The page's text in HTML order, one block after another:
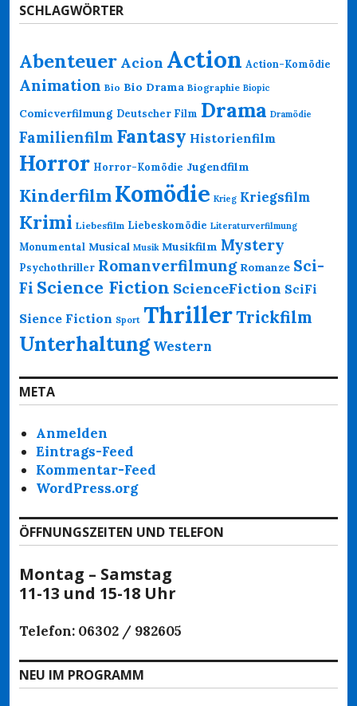
SCHLAGWÖRTER
Abenteuer Acion Action Action-Komödie
Animation Bio Bio Drama Biographie Biopic
Comicverfilmung Deutscher Film Drama Dramödie
Familienfilm Fantasy Historienfilm
Horror Horror-Komödie Jugendfilm
KinderfilmKomödie Krieg Kriegsfilm
Krimi Liebesfilm Liebeskomödie Literaturverfilmung
Monumental Musical Musik Musikfilm Mystery
Psychothriller Romanverfilmung Romanze Sci-
Fi Science Fiction ScienceFiction SciFi
Sience Fiction Sport ThrillerTrickfilm
Unterhaltung Western
META
Anmelden
Eintrags-Feed
Kommentar-Feed
WordPress.org
ÖFFNUNGSZEITEN UND TELEFON
Montag – Samstag
11-13 und 15-18 Uhr
Telefon: 06302 / 982605
NEU IM PROGRAMM